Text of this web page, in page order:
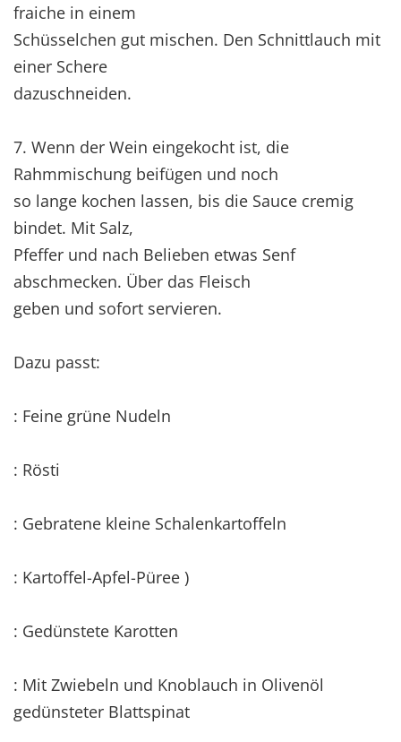
fraiche in einem
Schüsselchen gut mischen. Den Schnittlauch mit
einer Schere
dazuschneiden.
7. Wenn der Wein eingekocht ist, die
Rahmmischung beifügen und noch
so lange kochen lassen, bis die Sauce cremig
bindet. Mit Salz,
Pfeffer und nach Belieben etwas Senf
abschmecken. Über das Fleisch
geben und sofort servieren.
Dazu passt:
: Feine grüne Nudeln
: Rösti
: Gebratene kleine Schalenkartoffeln
: Kartoffel-Apfel-Püree )
: Gedünstete Karotten
: Mit Zwiebeln und Knoblauch in Olivenöl
gedünsteter Blattspinat